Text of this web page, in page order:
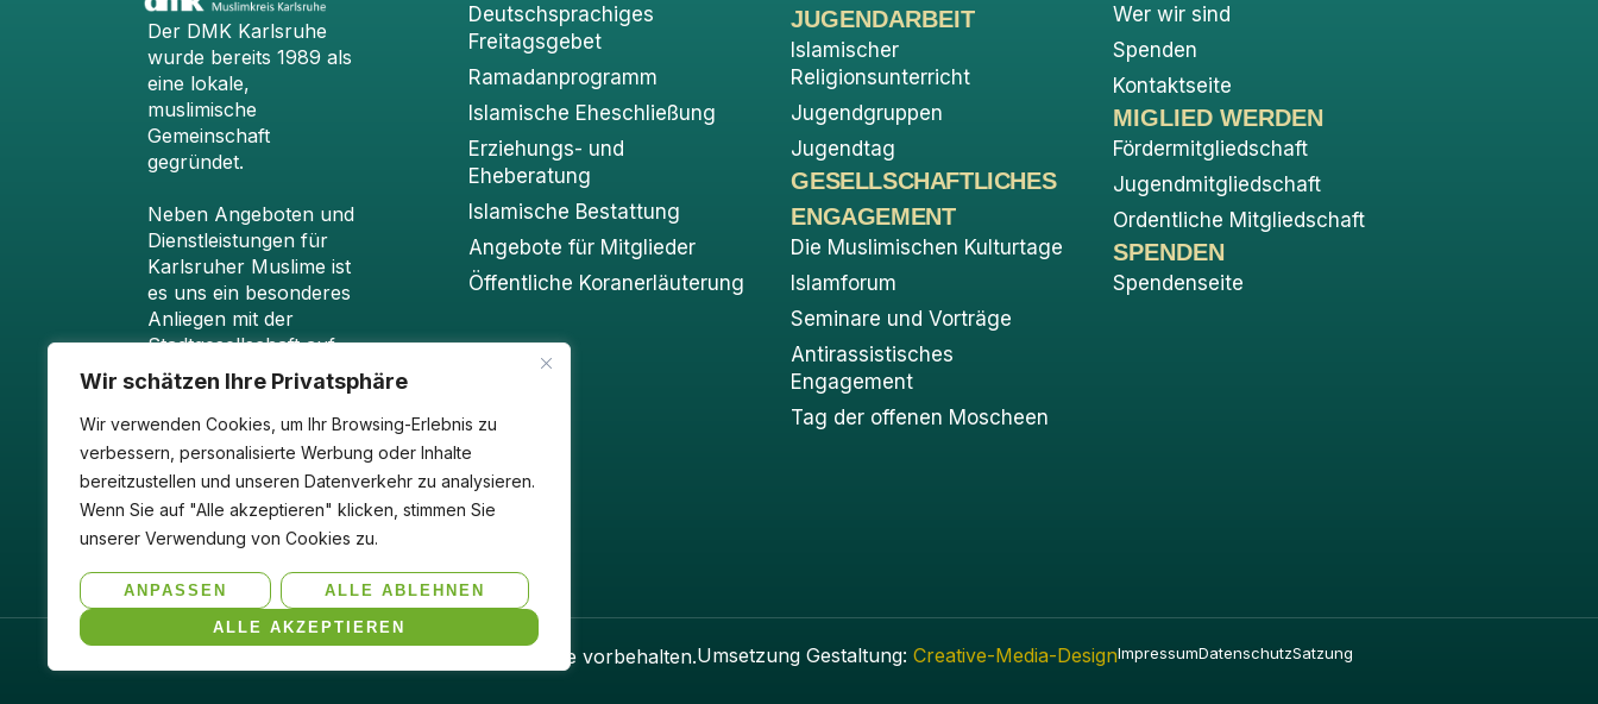
Wir schätzen Ihre Privatsphäre
Wir verwenden Cookies, um Ihr Browsing-Erlebnis zu
verbessern, personalisierte Werbung oder Inhalte
bereitzustellen und unseren Datenverkehr zu analysieren.
Wenn Sie auf "Alle akzeptieren" klicken, stimmen Sie
unserer Verwendung von Cookies zu.
ANPASSEN ALLE ABLEHNEN
ALLE AKZEPTIEREN
Der DMK Karlsruhe
wurde bereits 1989 als
eine lokale,
muslimische
Gemeinschaft
gegründet.
Neben Angeboten und
Dienstleistungen für
Karlsruher Muslime ist
es uns ein besonderes
Anliegen mit der
Stadtgesellschaft auf
verschiedenen Ebenen
in den Dialog zu treten
und die Begegnung
und die Vielfalt in
Karlsruhe zu fördern.
Deutschsprachiges
Freitagsgebet
Ramadanprogramm
Islamische Eheschließung
Erziehungs- und
Eheberatung
Islamische Bestattung
Angebote für Mitglieder
Öffentliche Koranerläuterung
JUGENDARBEIT
Islamischer
Religionsunterricht
Jugendgruppen
Jugendtag
GESELLSCHAFTLICHES
ENGAGEMENT
Die Muslimischen Kulturtage
Islamforum
Seminare und Vorträge
Antirassistisches
Engagement
Tag der offenen Moscheen
Wer wir sind
Spenden
Kontaktseite
MIGLIED WERDEN
Fördermitgliedschaft
Jugendmitgliedschaft
Ordentliche Mitgliedschaft
SPENDEN
Spendenseite
Copyright© 2025 DMK Karlsruhe, Alle Rechte vorbehalten.Umsetzung Gestaltung:Creative-Media-DesignImpressumDatenschutzSatzung